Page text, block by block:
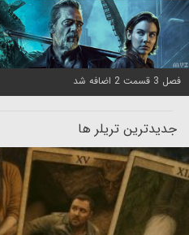
فصل 3 قسمت 2 اضافه شد
جدیدترین تریلر ها